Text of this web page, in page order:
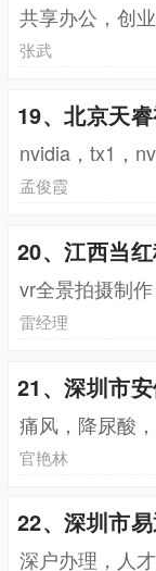
共享办公，创
张武
19、北京天
nvidia，tx1，
孟俊霞
20、江西当
vr全景拍摄制
雷经理
21、深圳市
痛风，降尿酸
官艳林
22、深圳市
深户办理，人